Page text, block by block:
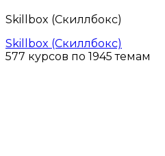
Skillbox (Скиллбокс)
Skillbox (Скиллбокс)
577 курсов по 1945 темам